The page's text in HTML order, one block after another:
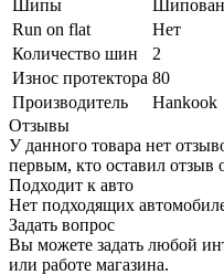
Шипы
Run on flat
Нет
Количество шин
2
Износ протектора 80
Производитель
Hankook
Отзывы
У данного товара нет
первым, кто оставил отзыв
Подходит к авто
Нет подходящих
Задать вопрос
Вы можете задать любой
или работе магазина.